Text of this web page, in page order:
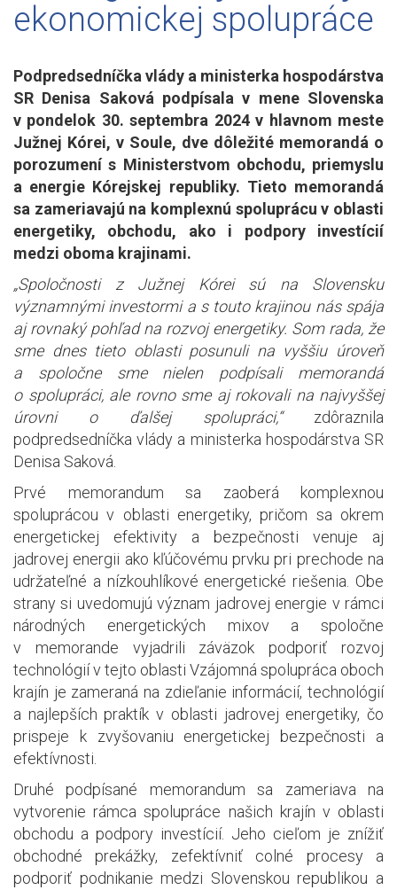
ekonomickej spolupráce
Podpredsedníčka vlády a ministerka hospodárstva
SR Denisa Saková podpísala v mene Slovenska
v pondelok 30. septembra 2024 v hlavnom meste
Južnej Kórei, v Soule, dve dôležité memorandá o
porozumení s Ministerstvom obchodu, priemyslu
a energie Kórejskej republiky. Tieto memorandá
sa zameriavajú na komplexnú spoluprácu v oblasti
energetiky, obchodu, ako i podpory investícií
medzi oboma krajinami.
„Spoločnosti z Južnej Kórei sú na Slovensku
významnými investormi a s touto krajinou nás spája
aj rovnaký pohľad na rozvoj energetiky. Som rada, že
sme dnes tieto oblasti posunuli na vyššiu úroveň
a spoločne sme nielen podpísali memorandá
o spolupráci, ale rovno sme aj rokovali na najvyššej
úrovni o ďalšej spolupráci,“zdôraznila
podpredsedníčka vlády a ministerka hospodárstva SR
Denisa Saková.
Prvé memorandum sa zaoberá komplexnou
spoluprácou v oblasti energetiky, pričom sa okrem
energetickej efektivity a bezpečnosti venuje aj
jadrovej energii ako kľúčovému prvku pri prechode na
udržateľné a nízkouhlíkové energetické riešenia. Obe
strany si uvedomujú význam jadrovej energie v rámci
národných energetických mixov a spoločne
v memorande vyjadrili záväzok podporiť rozvoj
technológií v tejto oblasti Vzájomná spolupráca oboch
krajín je zameraná na zdieľanie informácií, technológií
a najlepších praktík v oblasti jadrovej energetiky, čo
prispeje k zvyšovaniu energetickej bezpečnosti a
efektívnosti.
Druhé podpísané memorandum sa zameriava na
vytvorenie rámca spolupráce našich krajín v oblasti
obchodu a podpory investícií. Jeho cieľom je znížiť
obchodné prekážky, zefektívniť colné procesy a
podporiť podnikanie medzi Slovenskou republikou a